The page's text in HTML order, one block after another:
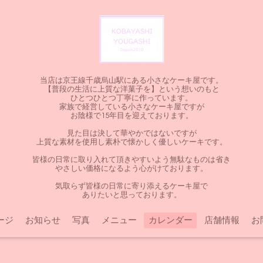
当店は京王線千歳烏山駅にある小さなケーキ屋です。
【普段の生活に上質な洋菓子を】という想いのもと
ひとつひとつ丁寧に作っています。
家族で経営している小さなケーキ屋ですが
お陰様で15年目を迎えております。
見た目は決して華やかではないですが
上質な素材を使用し素朴で懐かしく優しいケーキです。
皆様の日常に取り入れて頂きやすいよう無駄なものは省き
やさしい価格になるよう心がけております。
気取らず皆様の日常に寄り添えるケーキ屋で
ありたいと思っております。
ジ お知らせ 写真 メニュー カレンダー 店舗情報 お